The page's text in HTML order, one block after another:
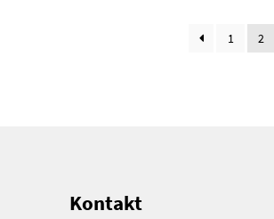
1 2
Kontakt